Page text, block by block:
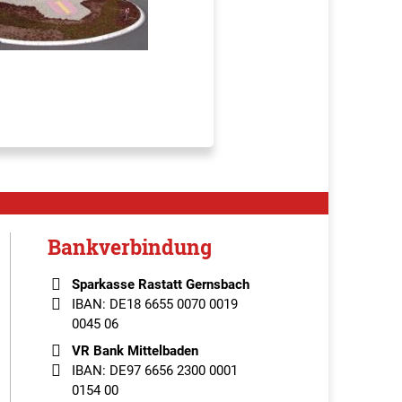
Bankverbindung
Sparkasse Rastatt Gernsbach
IBAN: DE18 6655 0070 0019
0045 06
VR Bank Mittelbaden
IBAN: DE97 6656 2300 0001
0154 00